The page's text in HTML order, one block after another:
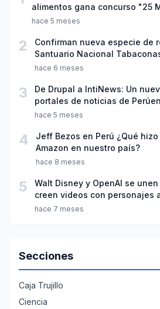
alimentos gana concurso "25
Ciencia"
hace 5 meses
2
Confirman nueva especie de
Santuario Nacional
Cajamarca
hace 6 meses
3
De Drupal a IntiNews: Un
portales de noticias de
hace 5 meses
4
Jeff Bezos en Perú ¿Qué
Amazon en nuestro país?
hace 8 meses
5
Walt Disney y OpenAI se
creen videos con personajes
hace 7 meses
Secciones
Caja Trujillo
Ciencia